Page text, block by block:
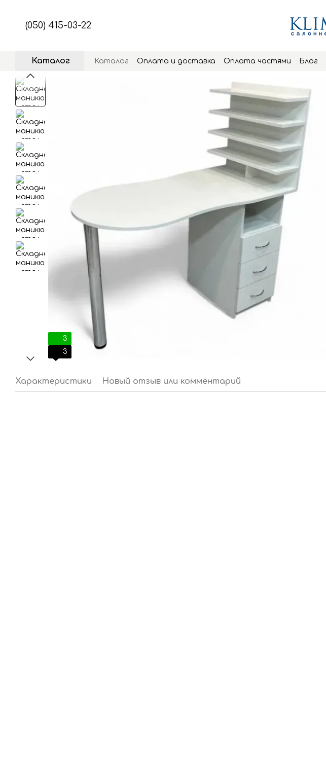
(050) 415-03-22
Каталог Каталог Оплата и доставка Оплата частями Блог
3
3
Характеристики Новый отзыв или комментарий